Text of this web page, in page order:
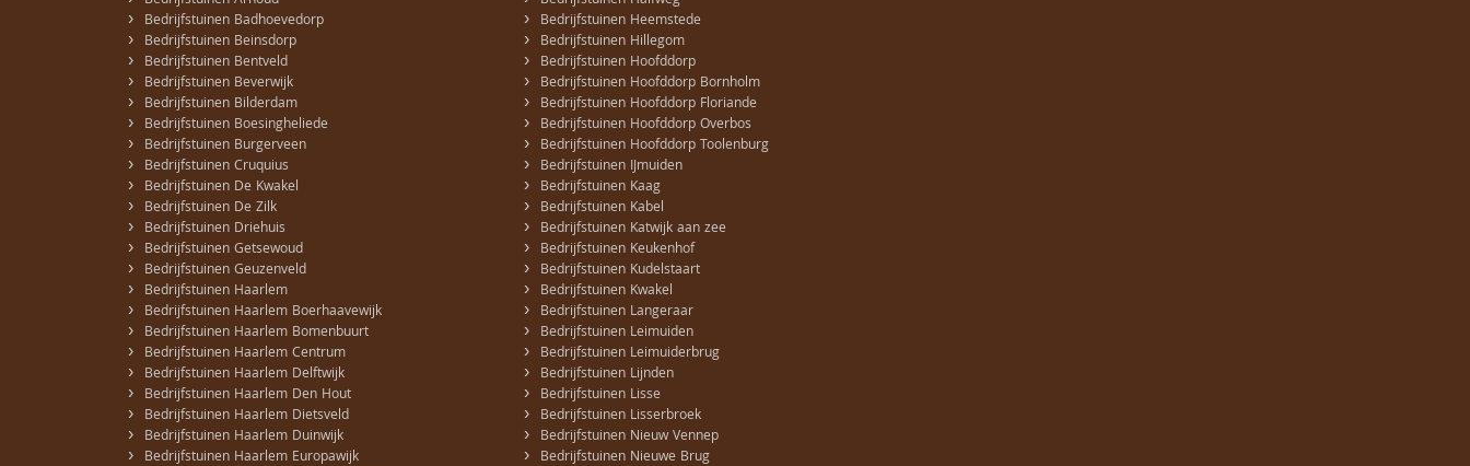
› Bedrijfstuinen Badhoevedorp
› Bedrijfstuinen Beinsdorp
› Bedrijfstuinen Bentveld
› Bedrijfstuinen Beverwijk
› Bedrijfstuinen Bilderdam
› Bedrijfstuinen Boesingheliede
› Bedrijfstuinen Burgerveen
› Bedrijfstuinen Cruquius
› Bedrijfstuinen De Kwakel
› Bedrijfstuinen De Zilk
› Bedrijfstuinen Driehuis
› Bedrijfstuinen Getsewoud
› Bedrijfstuinen Geuzenveld
› Bedrijfstuinen Haarlem
› Bedrijfstuinen Haarlem Boerhaavewijk
› Bedrijfstuinen Haarlem Bomenbuurt
› Bedrijfstuinen Haarlem Centrum
› Bedrijfstuinen Haarlem Delftwijk
› Bedrijfstuinen Haarlem Den Hout
› Bedrijfstuinen Haarlem Dietsveld
› Bedrijfstuinen Haarlem Duinwijk
› Bedrijfstuinen Haarlem Europawijk
› Bedrijfstuinen Heemstede
› Bedrijfstuinen Hillegom
› Bedrijfstuinen Hoofddorp
› Bedrijfstuinen Hoofddorp Bornholm
› Bedrijfstuinen Hoofddorp Floriande
› Bedrijfstuinen Hoofddorp Overbos
› Bedrijfstuinen Hoofddorp Toolenburg
› Bedrijfstuinen IJmuiden
› Bedrijfstuinen Kaag
› Bedrijfstuinen Kabel
› Bedrijfstuinen Katwijk aan zee
› Bedrijfstuinen Keukenhof
› Bedrijfstuinen Kudelstaart
› Bedrijfstuinen Kwakel
› Bedrijfstuinen Langeraar
› Bedrijfstuinen Leimuiden
› Bedrijfstuinen Leimuiderbrug
› Bedrijfstuinen Lijnden
› Bedrijfstuinen Lisse
› Bedrijfstuinen Lisserbroek
› Bedrijfstuinen Nieuw Vennep
› Bedrijfstuinen Nieuwe Brug